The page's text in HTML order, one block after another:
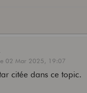
02 Mar 2025, 19:07
citée dans ce topic.